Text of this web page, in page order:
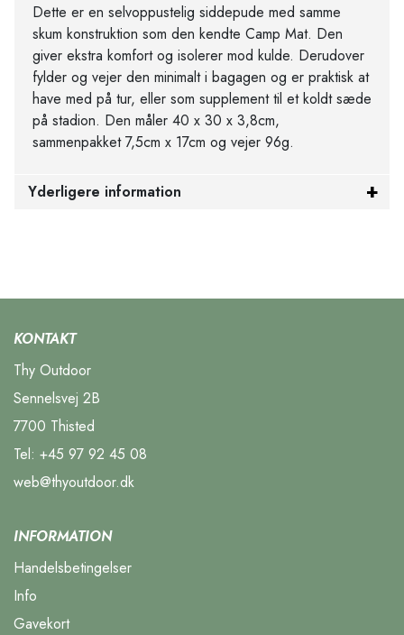
Dette er en selvoppustelig siddepude med samme
skum konstruktion som den kendte Camp Mat. Den
giver ekstra komfort og isolerer mod kulde. Derudover
fylder og vejer den minimalt i bagagen og er praktisk at
have med på tur, eller som supplement til et koldt sæde
på stadion. Den måler 40 x 30 x 3,8cm,
sammenpakket 7,5cm x 17cm og vejer 96g.
Yderligere information
KONTAKT
Thy Outdoor
Sennelsvej 2B
7700 Thisted
Tel: +45 97 92 45 08
web@thyoutdoor.dk
INFORMATION
Handelsbetingelser
Info
Gavekort